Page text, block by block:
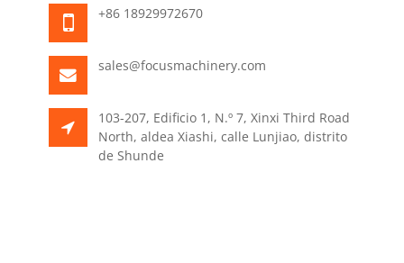
+86 18929972670
sales@focusmachinery.com
103-207, Edificio 1, N.º 7, Xinxi Third Road
North, aldea Xiashi, calle Lunjiao, distrito
de Shunde